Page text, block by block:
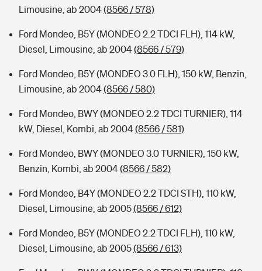
Limousine, ab 2004(8566 / 578)
Ford Mondeo, B5Y (MONDEO 2.2 TDCI FLH), 114 kW,
Diesel, Limousine, ab 2004(8566 / 579)
Ford Mondeo, B5Y (MONDEO 3.0 FLH), 150 kW, Benzin,
Limousine, ab 2004(8566 / 580)
Ford Mondeo, BWY (MONDEO 2.2 TDCI TURNIER), 114
kW, Diesel, Kombi, ab 2004(8566 / 581)
Ford Mondeo, BWY (MONDEO 3.0 TURNIER), 150 kW,
Benzin, Kombi, ab 2004(8566 / 582)
Ford Mondeo, B4Y (MONDEO 2.2 TDCI STH), 110 kW,
Diesel, Limousine, ab 2005(8566 / 612)
Ford Mondeo, B5Y (MONDEO 2.2 TDCI FLH), 110 kW,
Diesel, Limousine, ab 2005(8566 / 613)